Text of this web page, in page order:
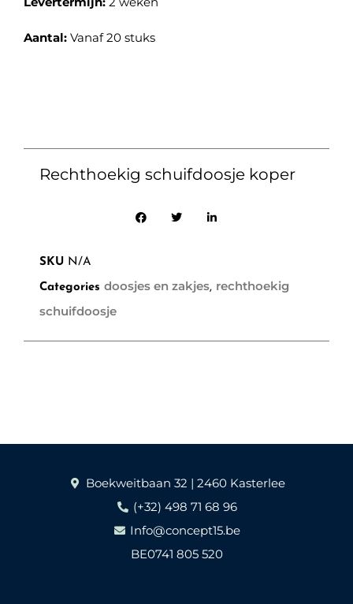
Aantal: Vanaf 20 stuks
Rechthoekig schuifdoosje koper
SKU N/A
Categories doosjes en zakjes, rechthoekig
schuifdoosje
Boekweitbaan 32 | 2460 Kasterlee
(+32) 498 71 68 96
Info@concept15.be
BE0741 805 520